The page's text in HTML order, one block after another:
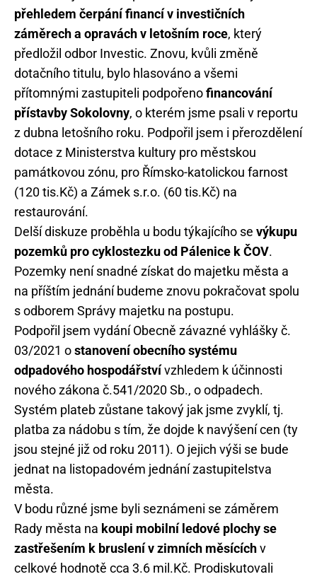
přehledem čerpání financí v investičních
záměrech a opravách v letošním roce, který
předložil odbor Investic. Znovu, kvůli změně
dotačního titulu, bylo hlasováno a všemi
přítomnými zastupiteli podpořenofinancování
přístavby Sokolovny, o kterém jsme psali v reportu
z dubna letošního roku. Podpořil jsem i přerozdělení
dotace z Ministerstva kultury pro městskou
památkovou zónu, pro Římsko-katolickou farnost
(120 tis.Kč) a Zámek s.r.o. (60 tis.Kč) na
restaurování.
Delší diskuze proběhla u bodu týkajícího se výkupu
pozemků pro cyklostezku od Pálenice k ČOV.
Pozemky není snadné získat do majetku města a
na příštím jednání budeme znovu pokračovat spolu
s odborem Správy majetku na postupu.
Podpořil jsem vydání Obecně závazné vyhlášky č.
03/2021 ostanovení obecního systému
odpadového hospodářstvívzhledem k účinnosti
nového zákona č.541/2020 Sb., o odpadech.
Systém plateb zůstane takový jak jsme zvyklí, tj.
platba za nádobu s tím, že dojde k navýšení cen (ty
jsou stejné již od roku 2011). O jejich výši se bude
jednat na listopadovém jednání zastupitelstva
města.
V bodu různé jsme byli seznámeni se záměrem
Rady města na koupi mobilní ledové plochy se
zastřešením k bruslení v zimních měsícíchv
celkové hodnotě cca 3.6 mil.Kč. Prodiskutovali